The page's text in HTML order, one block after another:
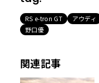
RS e-tron GT アウディ
野口優
関連記事